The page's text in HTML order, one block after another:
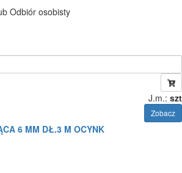
Odbiór osobisty
J.m.: szt
Zobacz
6 MM DŁ.3 M OCYNK